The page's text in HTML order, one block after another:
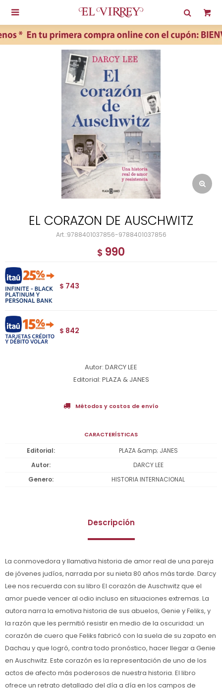

EL CORAZON DE AUSCHWITZ
9788401037856-9788401037856
$ 990
$ 743
$ 842
Autor: DARCY LEE
Editorial: PLAZA & JANES
Métodos y costos de envío
CARACTERÍSTICAS
Editorial
PLAZA &amp; JANES
Autor
DARCY LEE
Genero
HISTORIA INTERNACIONAL
Descripción
La conmovedora y llamativa historia de amor real de una pareja
de jóvenes judíos, narrada por su nieta 80 años más tarde. Darcy
Lee nos recuerda con su libro El corazón de Auschwitz que el
amor puede vencer al odio incluso en situaciones extremas. La
autora narra la emotiva historia de sus abuelos, Genie y Feliks, y
la razón que les permitió resistir en medio de la oscuridad: un
corazón de cuero que Feliks fabricó con la suela de su zapato en
Dachau y que logró, contra todo pronóstico, hacer llegar a Genie
en Auschwitz. Este corazón es la representación de uno de los
actos de afecto más poderosos de nuestra historia. El libro
ofrece un retrato detallado del día a día en los campos de